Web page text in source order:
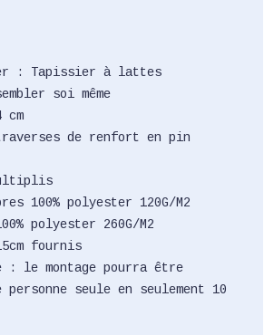
: Tapissier à lattes
soi même
cm
de renfort en pin
100% polyester 120G/M2
polyester 260G/M2
fournis
: le montage pourra être
seule en seulement 10